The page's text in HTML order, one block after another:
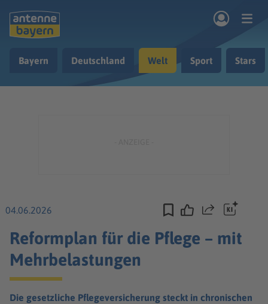
Nachrichten
Bayern Deutschland Welt Sport Stars
04.06.2026 Teilen
Reformplan für die Pflege – mit
Mehrbelastungen
Die gesetzliche Pflegeversicherung steckt in chronischen